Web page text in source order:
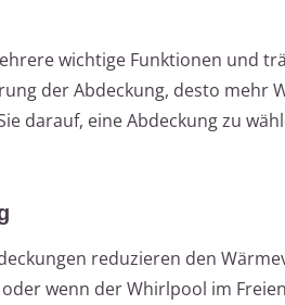
wichtige Funktionen und
der Abdeckung, desto mehr
darauf, eine Abdeckung zu
reduzieren den
wenn der Whirlpool im